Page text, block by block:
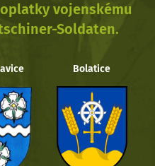
vojenskému
Soldaten.
Bolatice